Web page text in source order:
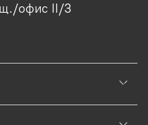
офис II/3